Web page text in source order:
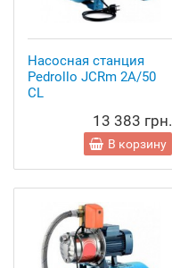
Насосная станция
Pedrollo JCRm 2A/50
CL
13 383 грн.
В корзину